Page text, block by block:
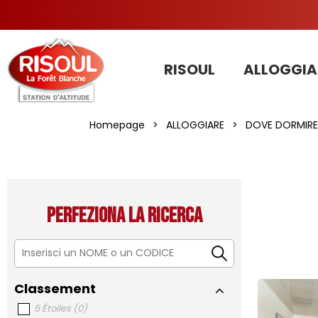
RISOUL
Homepage > ALLOGGIARE > DOVE
Perfeziona la ricerca
Classement
5 Étoiles (0)